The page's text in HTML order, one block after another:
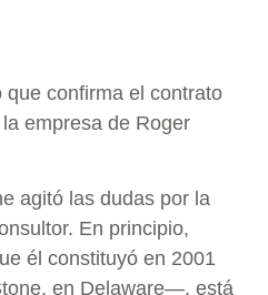
confirma el contrato
empresa de Roger
agitó las dudas por la
En principio,
él constituyó en 2001
en Delaware―, está